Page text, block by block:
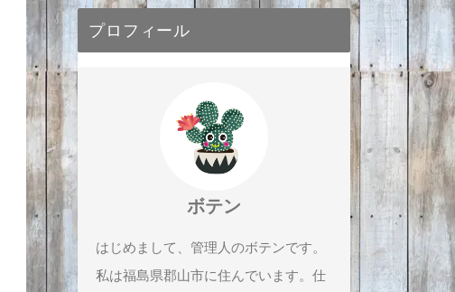
プロフィール
ボテン
はじめまして、管理人のボテンです。
私は福島県郡山市に住んでいます。仕